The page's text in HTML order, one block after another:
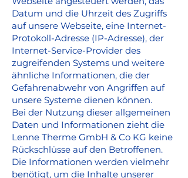
Datum und die Uhrzeit des Zugriffs
auf unsere Webseite, eine Internet-
Protokoll-Adresse (IP-Adresse), der
Internet-Service-Provider des
zugreifenden Systems und weitere
ähnliche Informationen, die der
Gefahrenabwehr von Angriffen auf
unsere Systeme dienen können.
Bei der Nutzung dieser allgemeinen
Daten und Informationen zieht die
Lenne Therme GmbH & Co KG keine
Rückschlüsse auf den Betroffenen.
Die Informationen werden vielmehr
benötigt, um die Inhalte unserer